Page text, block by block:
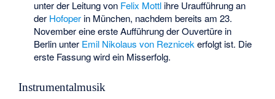
unter der Leitung von Felix Mottlihre Uraufführung an
der Hofoperin München, nachdem bereits am 23.
November eine erste Aufführung der Ouvertüre in
Berlin unter Emil Nikolaus von Reznicek erfolgt ist. Die
erste Fassung wird ein Misserfolg.
Instrumentalmusik